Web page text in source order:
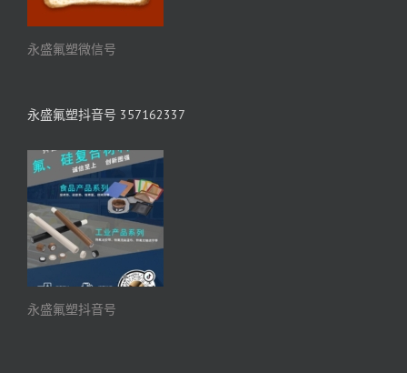
永盛氟塑微信号
永盛氟塑抖音号 357162337
永盛氟塑抖音号